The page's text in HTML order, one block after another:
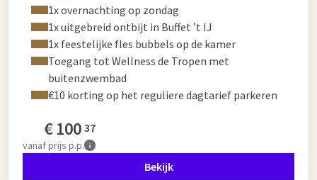
1x overnachting op zondag
1x uitgebreid ontbijt in Buffet ’t IJ
1x feestelijke fles bubbels op de kamer
Toegang tot Wellness de Tropen met
buitenzwembad
€10 korting op het reguliere dagtarief parkeren
€100 37
vanafprijs p.p.
Bekijk